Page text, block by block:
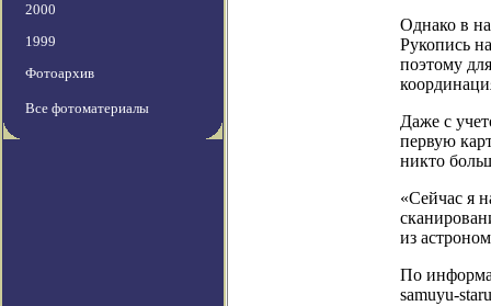
2000
1999
Фотоархив
Все фотоматериалы
Однако в
Рукопись
поэтому
Даже с
первую
никто
«Сейчас я
из
По
samuyu-